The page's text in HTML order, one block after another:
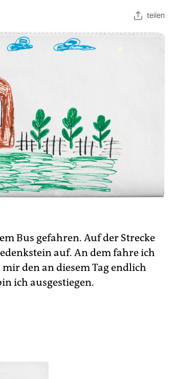
teilen
Bus gefahren. Auf der Strecke
auf. An dem fahre ich
den an diesem Tag endlich
ich ausgestiegen.